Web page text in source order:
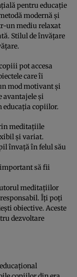
pentru educație
modernă și
un mediu relaxat
Stilul de învățare
pot accesa
care îi
mod motivant și
avantajele și
copiilor.
meditațiile
și variat.
învață în felul său
să fii
meditațiilor
Îți poți
obiective. Aceste
dezvoltare